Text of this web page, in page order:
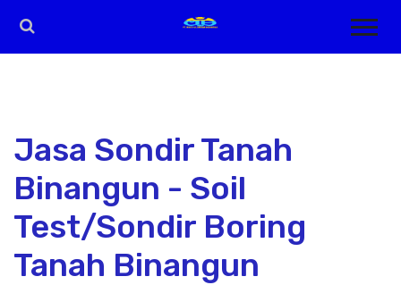
Jasa Sondir Tanah
Binangun - Soil
Test/Sondir Boring
Tanah Binangun